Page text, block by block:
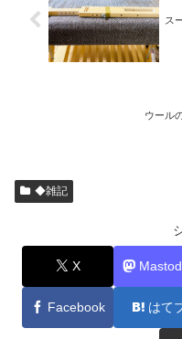
ス
ウール
◆雑記
X
Facebook はて